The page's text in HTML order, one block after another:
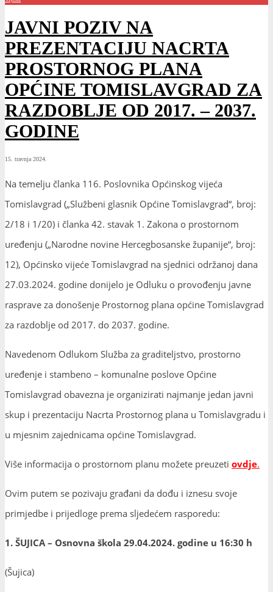
JAVNI POZIV NA
PREZENTACIJU NACRTA
PROSTORNOG PLANA
OPĆINE TOMISLAVGRAD ZA
RAZDOBLJE OD 2017. – 2037.
GODINE
15. travnja 2024.
Na temelju članka 116. Poslovnika Općinskog vijeća
Tomislavgrad („Službeni glasnik Općine Tomislavgrad“, broj:
2/18 i 1/20) i članka 42. stavak 1. Zakona o prostornom
uređenju („Narodne novine Hercegbosanske županije“, broj:
12), Općinsko vijeće Tomislavgrad na sjednici održanoj dana
27.03.2024. godine donijelo je Odluku o provođenju javne
rasprave za donošenje Prostornog plana općine Tomislavgrad
za razdoblje od 2017. do 2037. godine.
Navedenom Odlukom Služba za graditeljstvo, prostorno
uređenje i stambeno – komunalne poslove Općine
Tomislavgrad obavezna je organizirati najmanje jedan javni
skup i prezentaciju Nacrta Prostornog plana u Tomislavgradu i
u mjesnim zajednicama općine Tomislavgrad.
Više informacija o prostornom planu možete preuzeti ovdje.
Ovim putem se pozivaju građani da dođu i iznesu svoje
primjedbe i prijedloge prema sljedećem rasporedu:
1. ŠUJICA – Osnovna škola 29.04.2024. godine u 16:30 h
(Šujica)